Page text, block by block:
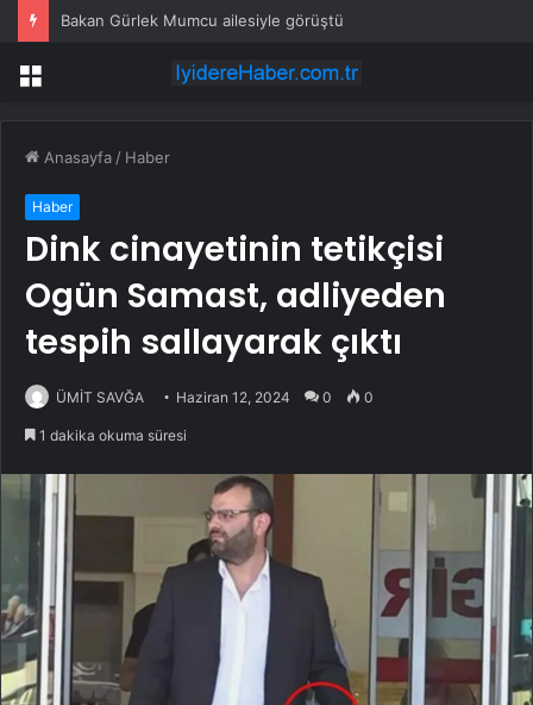
Bakan Gürlek Mumcu ailesiyle görüştü
Menü
Anasayfa / Haber
Haber
Dink cinayetinin tetikçisi
Ogün Samast, adliyeden
tespih sallayarak çıktı
ÜMİT SAVĞA Haziran 12, 2024 0 0
1 dakika okuma süresi